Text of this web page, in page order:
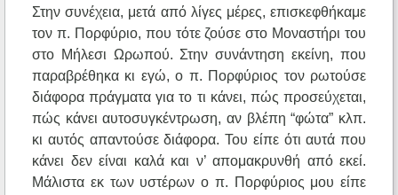
Στην συνέχεια, μετά από λίγες μέρες, επισκεφθήκαμε
τον π. Πορφύριο, που τότε ζούσε στο Μοναστήρι του
στο Μήλεσι Ωρωπού. Στην συνάντηση εκείνη, που
παραβρέθηκα κι εγώ, ο π. Πορφύριος τον ρωτούσε
διάφορα πράγματα για το τι κάνει, πώς προσεύχεται,
πώς κάνει αυτοσυγκέντρωση, αν βλέπη “φώτα” κλπ.
κι αυτός απαντούσε διάφορα. Του είπε ότι αυτά που
κάνει δεν είναι καλά και ν’ απομακρυνθή από εκεί.
Μάλιστα εκ των υστέρων ο π. Πορφύριος μου είπε